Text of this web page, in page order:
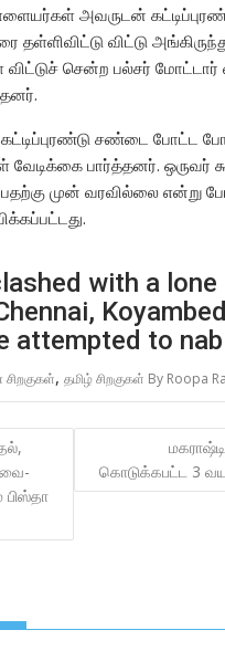
அவருடன்
விட்டு
சென்ற பல்சர்
சண்டை போட்ட
பார்த்தனர். ஒருவர்
முன் வரவில்லை என்று
with a lone
attempted to
,தமிழ் சிறகுகள் By Roopa
கொடுக்கபட்ட 3